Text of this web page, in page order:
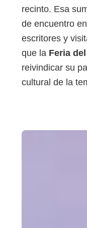
recinto. Esa
de encuentro
escritores y
que la Feria
reivindicar su
cultural de la